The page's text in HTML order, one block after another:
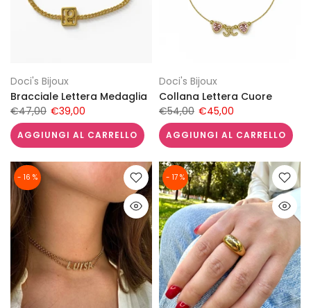
Doci's Bijoux
Bracciale Lettera Medaglia
€47,00 €39,00
AGGIUNGI AL CARRELLO
Doci's Bijoux
Collana Lettera Cuore
€54,00 €45,00
AGGIUNGI AL CARRELLO
- 16 % - 17 %